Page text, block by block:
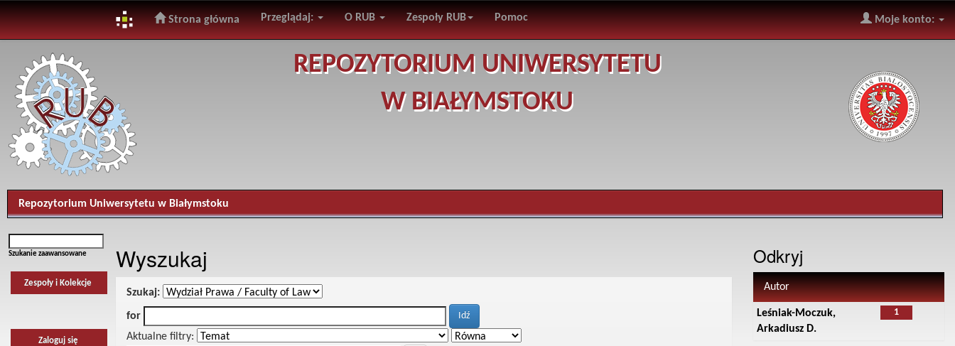
navigation
Strona główna Przeglądaj: O RUB Zespoły RUB Pomoc Moje konto:
REPOZYTORIUM UNIWERSYTETU
W BIAŁYMSTOKU
Repozytorium Uniwersytetu w Białymstoku
Szukanie zaawansowane
Zespoły i Kolekcje
Zaloguj się
Wyszukaj
Szukaj:
for
Aktualne filtry:
Odkryj
Autor
1
Leśniak-Moczuk,
Arkadiusz D.